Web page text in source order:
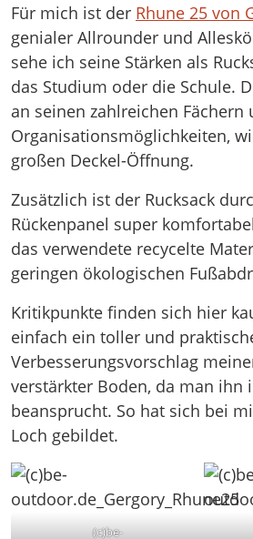
Für mich ist der Rhune 25 von
genialer Allrounder und
sehe ich seine Stärken als
das Studium oder die Schule.
an seinen zahlreichen Fächern
Organisationsmöglichkeiten,
großen Deckel-Öffnung.
Zusätzlich ist der Rucksack
Rückenpanel super
das verwendete recycelte
geringen ökologischen
Kritikpunkte finden sich hier
einfach ein toller und
Verbesserungsvorschlag
verstärkter Boden, da man ihn
beansprucht. So hat sich bei
Loch gebildet.
(c)be-